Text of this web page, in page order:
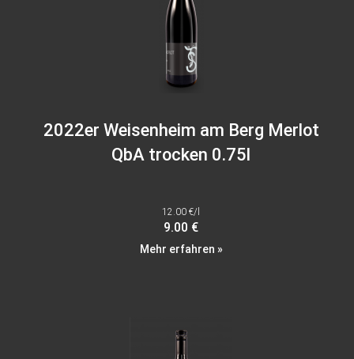
2022er Weisenheim am Berg Merlot
QbA trocken 0.75l
12.00 €/l
9.00 €
Mehr erfahren »